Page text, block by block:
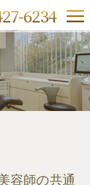
容師の共通